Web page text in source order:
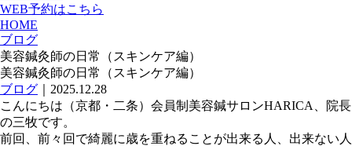
WEB予約はこちら
HOME
ブログ
美容鍼灸師の日常（スキンケア編）
美容鍼灸師の日常（スキンケア編）
ブログ ｜2025.12.28
こんにちは（京都・二条）会員制美容鍼サロンHARICA、院長
の三牧です。
前回、前々回で綺麗に歳を重ねることが出来る人、出来ない人